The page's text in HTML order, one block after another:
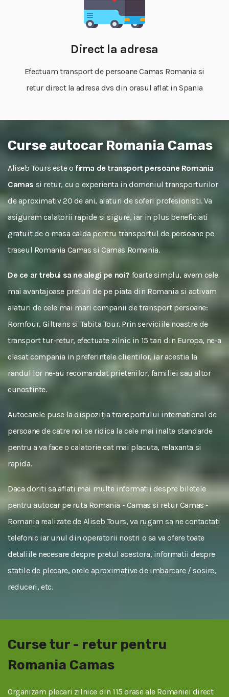
Direct la adresa
Efectuam transport de persoane Camas Romania si
retur direct la adresa dvs din orasul aflat in Spania
Curse autocar Romania Camas
Aliseb Tours este o firma de transport persoane Romania
Camas si retur, cu o experienta in domeniul transporturilor
de aproximativ 20 de ani, alaturi de soferi profesionisti. Va
asiguram calatorii rapide si sigure, iar in plus beneficiati
gratuit de o masa calda pentru transportul de persoane pe
traseul Romania Camas si Camas Romania.
De ce ar trebui sa ne alegi pe noi? foarte simplu, avem cele
mai avantajoase preturi de pe piata din Romania si activam
alaturi de cele mai mari companii de transport persoane:
Romfour, Giltrans si Tabita Tour. Prin serviciile noastre de
transport tur-retur, efectuate zilnic in 15 tari din Europa, ne-a
clasat compania in preferintele clientilor, iar acestia la
randul lor ne-au recomandat prietenilor, familiei sau altor
cunostinte.
Autocarele puse la dispoziția transportului international de
persoane de catre noi se ridica la cele mai inalte standarde
pentru a va face o calatorie cat mai placuta, relaxanta si
rapida.
Daca doriti sa aflati mai multe informatii despre biletele
pentru autocar pe ruta Romania - Camas si retur Camas -
Romania realizate de Aliseb Tours, va rugam sa ne contactati
telefonic iar unul din operatorii nostri o sa va ofere toate
detaliile necesare despre pretul acestora, informatii despre
statile de plecare, orele aproximative de imbarcare / sosire,
reduceri, etc.
Curse tur - retur pentru
Romania Camas
Organizam plecari zilnice din 115 orase ale Romaniei direct